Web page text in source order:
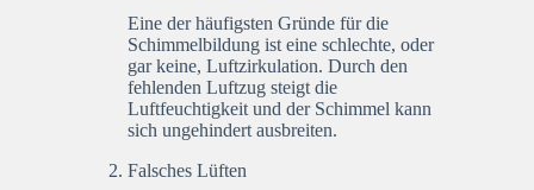
Eine der häufigsten Gründe für die
Schimmelbildung ist eine schlechte, oder
gar keine, Luftzirkulation. Durch den
fehlenden Luftzug steigt die
Luftfeuchtigkeit und der Schimmel kann
sich ungehindert ausbreiten.
Falsches Lüften